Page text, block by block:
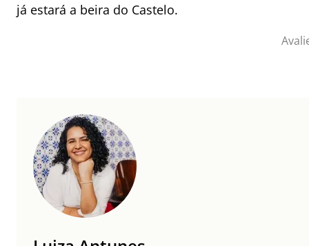
já estará a beira do Castelo.